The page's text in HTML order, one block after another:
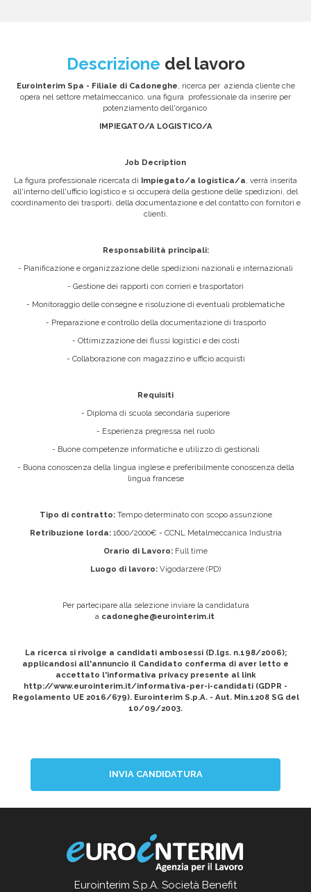
Descrizione del lavoro
Eurointerim Spa - Filiale di Cadoneghe , ricerca per azienda cliente che
opera nel settore metalmeccanico, una figura professionale da inserire per
potenziamento dell'organico
IMPIEGATO/A LOGISTICO/A
Job Decription
La figura professionale ricercata di Impiegato/a logistica/a , verrà inserita
all'interno dell'ufficio logistico e si occuperà della gestione delle spedizioni, del
coordinamento dei trasporti, della documentazione e del contatto con fornitori e
clienti.
Responsabilità principali:
- Pianificazione e organizzazione delle spedizioni nazionali e internazionali
- Gestione dei rapporti con corrieri e trasportatori
- Monitoraggio delle consegne e risoluzione di eventuali problematiche
- Preparazione e controllo della documentazione di trasporto
- Ottimizzazione dei flussi logistici e dei costi
- Collaborazione con magazzino e ufficio acquisti
Requisiti
- Diploma di scuola secondaria superiore
- Esperienza pregressa nel ruolo
- Buone competenze informatiche e utilizzo di gestionali
- Buona conoscenza della lingua inglese e preferibilmente conoscenza della
lingua francese
Tipo di contratto:Tempo determinato con scopo assunzione
Retribuzione lorda: 1600/2000€ - CCNL Metalmeccanica Industria
Orario di Lavoro: Full time
Luogo di lavoro: Vigodarzere (PD)
Per partecipare alla selezione inviare la candidatura
a cadoneghe@eurointerim.it
La ricerca si rivolge a candidati ambosessi (D.lgs. n.198/2006);
applicandosi all'annuncio il Candidato conferma di aver letto e
accettato l'informativa privacy presente al link
http://www.eurointerim.it/informativa-per-i-candidati (GDPR -
Regolamento UE 2016/679). Eurointerim S.p.A. - Aut. Min.1208 SG del
10/09/2003.
INVIA CANDIDATURA
Eurointerim S.p.A. Società Benefit